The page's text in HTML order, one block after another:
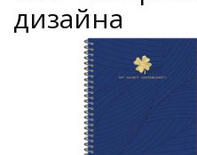
дизайна